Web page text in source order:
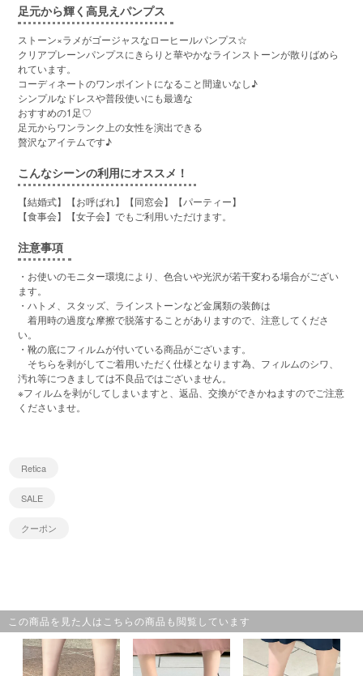
足元から輝く高見えパンプス
ストーン×ラメがゴージャスなローヒールパンプス☆
クリアプレーンパンプスにきらりと華やかなラインストーンが散りばめら
れています。
コーディネートのワンポイントになること間違いなし♪
シンプルなドレスや普段使いにも最適な
おすすめの1足♡
足元からワンランク上の女性を演出できる
贅沢なアイテムです♪
こんなシーンの利用にオススメ！
【結婚式】【お呼ばれ】【同窓会】【パーティー】
【食事会】【女子会】でもご利用いただけます。
注意事項
・お使いのモニター環境により、色合いや光沢が若干変わる場合がござい
ます。
・ハトメ、スタッズ、ラインストーンなど金属類の装飾は
着用時の過度な摩擦で脱落することがありますので、注意してくださ
い。
・靴の底にフィルムが付いている商品がございます。
そちらを剥がしてご着用いただく仕様となります為、フィルムのシワ、
汚れ等につきましては不良品ではございません。
※フィルムを剥がしてしまいますと、返品、交換ができかねますのでご注意
くださいませ。
Retica
SALE
クーポン
この商品を見た人はこちらの商品も閲覧しています